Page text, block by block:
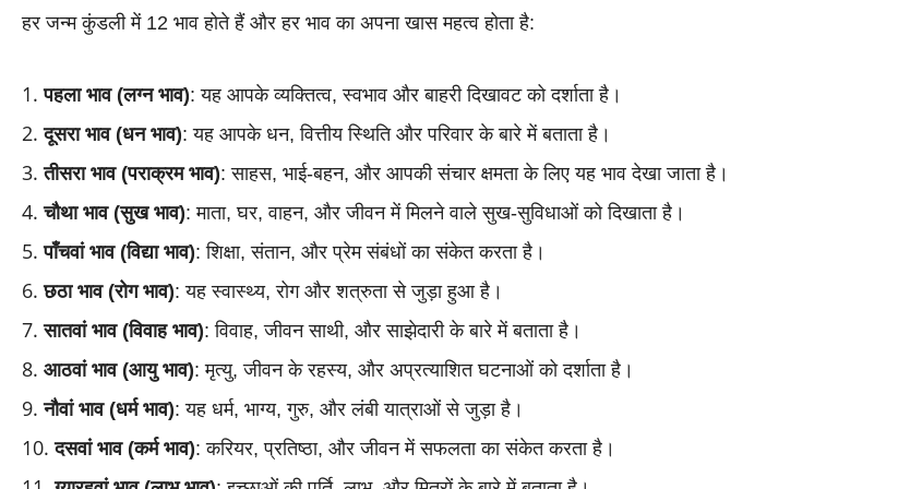
हर जन्म कुंडली में 12 भाव होते हैं और हर भाव का अपना खास महत्व होता है:
पहला भाव (लग्न भाव): यह आपके व्यक्तित्व, स्वभाव और बाहरी दिखावट को दर्शाता है।
दूसरा भाव (धन भाव): यह आपके धन, वित्तीय स्थिति और परिवार के बारे में बताता है।
तीसरा भाव (पराक्रम भाव): साहस, भाई-बहन, और आपकी संचार क्षमता के लिए यह भाव देखा जाता है।
चौथा भाव (सुख भाव): माता, घर, वाहन, और जीवन में मिलने वाले सुख-सुविधाओं को दिखाता है।
पाँचवां भाव (विद्या भाव): शिक्षा, संतान, और प्रेम संबंधों का संकेत करता है।
छठा भाव (रोग भाव): यह स्वास्थ्य, रोग और शत्रुता से जुड़ा हुआ है।
सातवां भाव (विवाह भाव): विवाह, जीवन साथी, और साझेदारी के बारे में बताता है।
आठवां भाव (आयु भाव): मृत्यु, जीवन के रहस्य, और अप्रत्याशित घटनाओं को दर्शाता है।
नौवां भाव (धर्म भाव): यह धर्म, भाग्य, गुरु, और लंबी यात्राओं से जुड़ा है।
दसवां भाव (कर्म भाव): करियर, प्रतिष्ठा, और जीवन में सफलता का संकेत करता है।